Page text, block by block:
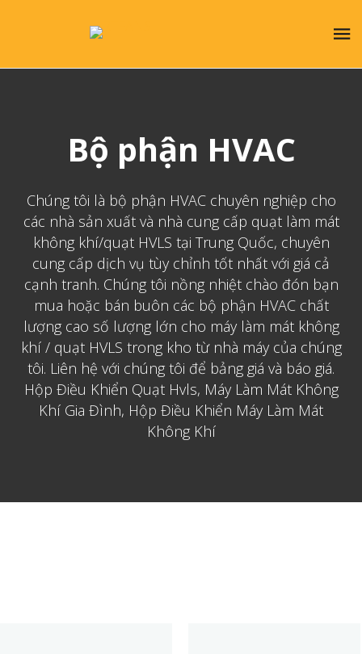
Bộ phận HVAC
Chúng tôi là bộ phận HVAC chuyên nghiệp cho
các nhà sản xuất và nhà cung cấp quạt làm mát
không khí/quạt HVLS tại Trung Quốc, chuyên
cung cấp dịch vụ tùy chỉnh tốt nhất với giá cả
cạnh tranh. Chúng tôi nồng nhiệt chào đón bạn
mua hoặc bán buôn các bộ phận HVAC chất
lượng cao số lượng lớn cho máy làm mát không
khí / quạt HVLS trong kho từ nhà máy của chúng
tôi. Liên hệ với chúng tôi để bảng giá và báo giá.
Hộp Điều Khiển Quạt Hvls, Máy Làm Mát Không
Khí Gia Đình, Hộp Điều Khiển Máy Làm Mát
Không Khí